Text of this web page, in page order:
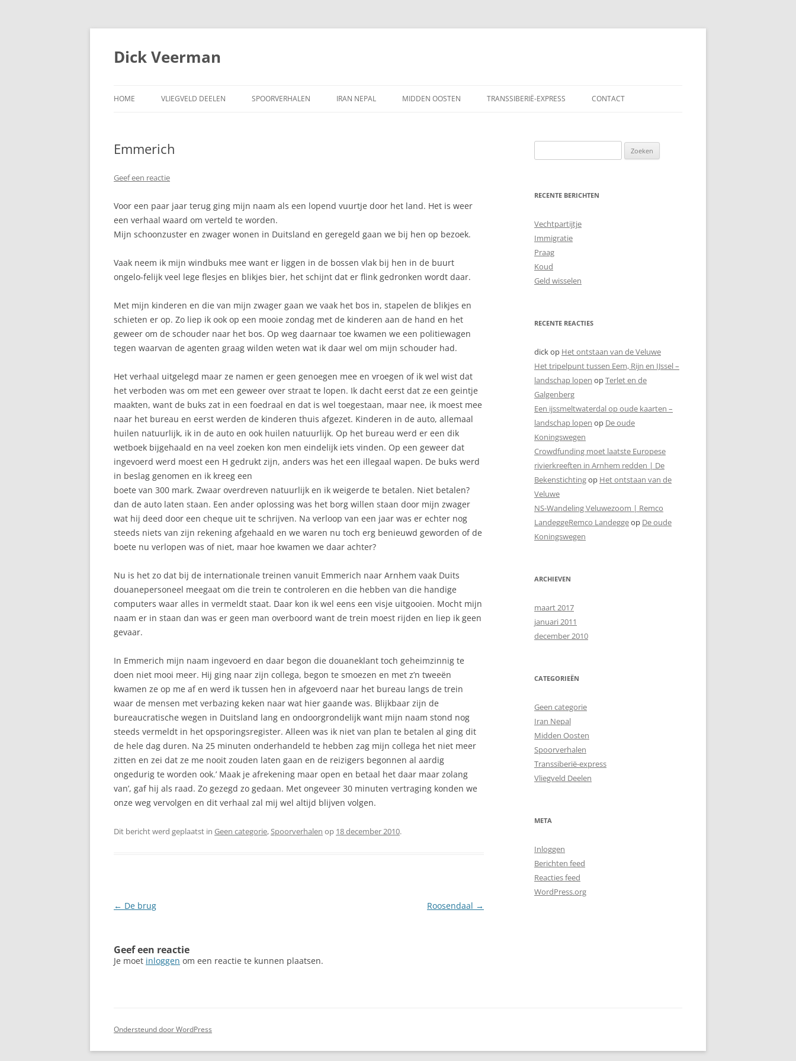
Dick Veerman
naar
HOME VLIEGVELD DEELEN SPOORVERHALEN IRAN NEPAL MIDDEN OOSTEN TRANSSIBERIË-EXPRESS CONTACT
Emmerich
Geef een reactie
Voor een paar jaar terug ging mijn naam als een lopend vuurtje door het land. Het is weer
een verhaal waard om verteld te worden.
Mijn schoonzuster en zwager wonen in Duitsland en geregeld gaan we bij hen op bezoek.
Vaak neem ik mijn windbuks mee want er liggen in de bossen vlak bij hen in de buurt
ongelo-felijk veel lege flesjes en blikjes bier, het schijnt dat er flink gedronken wordt daar.
Met mijn kinderen en die van mijn zwager gaan we vaak het bos in, stapelen de blikjes en
schieten er op. Zo liep ik ook op een mooie zondag met de kinderen aan de hand en het
geweer om de schouder naar het bos. Op weg daarnaar toe kwamen we een politiewagen
tegen waarvan de agenten graag wilden weten wat ik daar wel om mijn schouder had.
Het verhaal uitgelegd maar ze namen er geen genoegen mee en vroegen of ik wel wist dat
het verboden was om met een geweer over straat te lopen. Ik dacht eerst dat ze een geintje
maakten, want de buks zat in een foedraal en dat is wel toegestaan, maar nee, ik moest mee
naar het bureau en eerst werden de kinderen thuis afgezet. Kinderen in de auto, allemaal
huilen natuurlijk, ik in de auto en ook huilen natuurlijk. Op het bureau werd er een dik
wetboek bijgehaald en na veel zoeken kon men eindelijk iets vinden. Op een geweer dat
ingevoerd werd moest een H gedrukt zijn, anders was het een illegaal wapen. De buks werd
in beslag genomen en ik kreeg een
boete van 300 mark. Zwaar overdreven natuurlijk en ik weigerde te betalen. Niet betalen?
dan de auto laten staan. Een ander oplossing was het borg willen staan door mijn zwager
wat hij deed door een cheque uit te schrijven. Na verloop van een jaar was er echter nog
steeds niets van zijn rekening afgehaald en we waren nu toch erg benieuwd geworden of de
boete nu verlopen was of niet, maar hoe kwamen we daar achter?
Nu is het zo dat bij de internationale treinen vanuit Emmerich naar Arnhem vaak Duits
douanepersoneel meegaat om die trein te controleren en die hebben van die handige
computers waar alles in vermeldt staat. Daar kon ik wel eens een visje uitgooien. Mocht mijn
naam er in staan dan was er geen man overboord want de trein moest rijden en liep ik geen
gevaar.
In Emmerich mijn naam ingevoerd en daar begon die douaneklant toch geheimzinnig te
doen niet mooi meer. Hij ging naar zijn collega, begon te smoezen en met z’n tweeën
kwamen ze op me af en werd ik tussen hen in afgevoerd naar het bureau langs de trein
waar de mensen met verbazing keken naar wat hier gaande was. Blijkbaar zijn de
bureaucratische wegen in Duitsland lang en ondoorgrondelijk want mijn naam stond nog
steeds vermeldt in het opsporingsregister. Alleen was ik niet van plan te betalen al ging dit
de hele dag duren. Na 25 minuten onderhandeld te hebben zag mijn collega het niet meer
zitten en zei dat ze me nooit zouden laten gaan en de reizigers begonnen al aardig
ongedurig te worden ook.’ Maak je afrekening maar open en betaal het daar maar zolang
van’, gaf hij als raad. Zo gezegd zo gedaan. Met ongeveer 30 minuten vertraging konden we
onze weg vervolgen en dit verhaal zal mij wel altijd blijven volgen.
Dit bericht werd geplaatst in Geen categorie,Spoorverhalen op 18 december 2010.
Berichtnavigatie
← De brug Roosendaal →
Geef een reactie
Je moet inloggen om een reactie te kunnen plaatsen.
naar:
RECENTE BERICHTEN
Vechtpartijtje
Immigratie
Praag
Koud
Geld wisselen
RECENTE REACTIES
dickop Het ontstaan van de Veluwe
Het tripelpunt tussen Eem, Rijn en IJssel –
landschap lopen opTerlet en de
Galgenberg
Een ijssmeltwaterdal op oude kaarten –
landschap lopen op De oude
Koningswegen
Crowdfunding moet laatste Europese
rivierkreeften in Arnhem redden | De
Bekenstichtingop Het ontstaan van de
Veluwe
NS-Wandeling Veluwezoom | Remco
LandeggeRemco Landeggeop De oude
Koningswegen
ARCHIEVEN
maart 2017
januari 2011
december 2010
CATEGORIEËN
Geen categorie
Iran Nepal
Midden Oosten
Spoorverhalen
Transsiberië-express
Vliegveld Deelen
META
Inloggen
Berichten feed
Reacties feed
WordPress.org
Ondersteund door WordPress